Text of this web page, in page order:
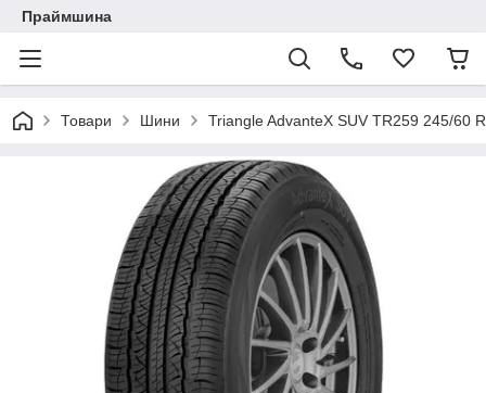
Праймшина
Товари Шини Triangle AdvanteX SUV TR259 245/60